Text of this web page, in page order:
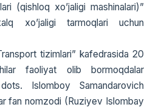
(qishloq xo’jaligi mashinalari)”
xo’jaligi tarmoqlari uchun
tizimlari” kafedrasida 20
faoliyat olib bormoqdalar
Islomboy Samandarovich
fan nomzodi (Ruziyev Islombay